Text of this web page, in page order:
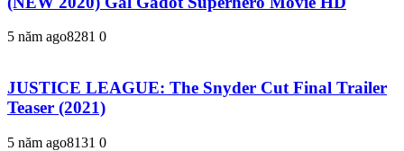
5 năm ago8281 0
JUSTICE LEAGUE: The Snyder Cut Final Trailer
Teaser (2021)
5 năm ago8131 0